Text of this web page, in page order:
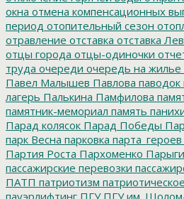
окна отмена компенсационных
период отопительный сезон
отравление отставка отставка
отцы города отцы-одиночки
труда очереди очередь на жилье
Павел Малышев Павлова паводок
лагерь Палькина Памфилова
памятник-мемориал память
Парад колясок Парад Победы
парк Весна парковка парта_героев
Партия Роста Пархоменко
пассажирские перевозки
ПАТП патриотизм
пауэрлифтинг ПГУПГУ им.